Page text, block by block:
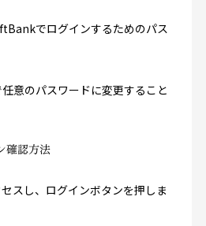
でログインするためのパス
意のパスワードに変更すること
確認方法
スし、ログインボタンを押しま